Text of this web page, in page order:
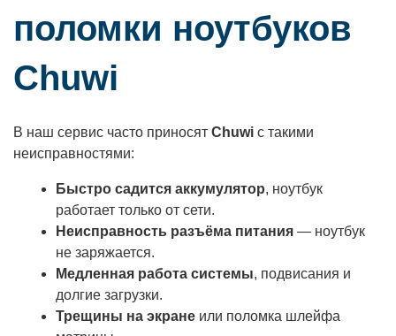
поломки ноутбуков
Chuwi
В наш сервис часто приносят Chuwi с такими
неисправностями:
Быстро садится аккумулятор, ноутбук
работает только от сети.
Неисправность разъёма питания — ноутбук
не заряжается.
Медленная работа системы, подвисания и
долгие загрузки.
Трещины на экране или поломка шлейфа